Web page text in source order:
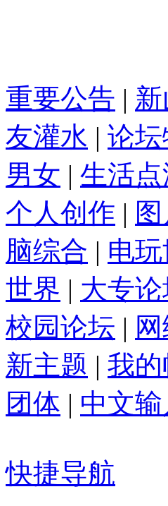
重要公告 |
友灌水 | 论
男女 | 生活点
个人创作 |
脑综合 | 电
世界 | 大专
校园论坛 |
新主题 | 我
团体 | 中文输
快捷导航